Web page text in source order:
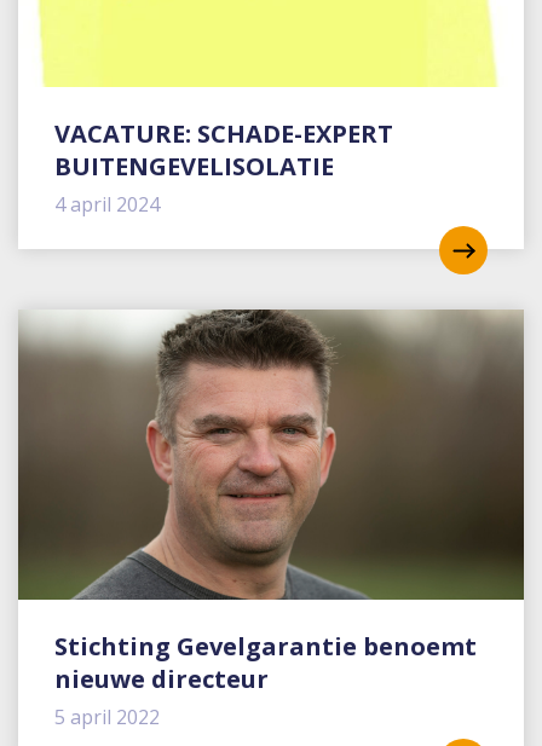
VACATURE: SCHADE-EXPERT
BUITENGEVELISOLATIE
4 april 2024
Stichting Gevelgarantie benoemt
nieuwe directeur
5 april 2022